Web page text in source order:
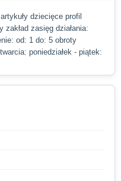
dziecięce profil
zakład zasięg działania:
od: 1 do: 5 obroty
poniedziałek - piątek: